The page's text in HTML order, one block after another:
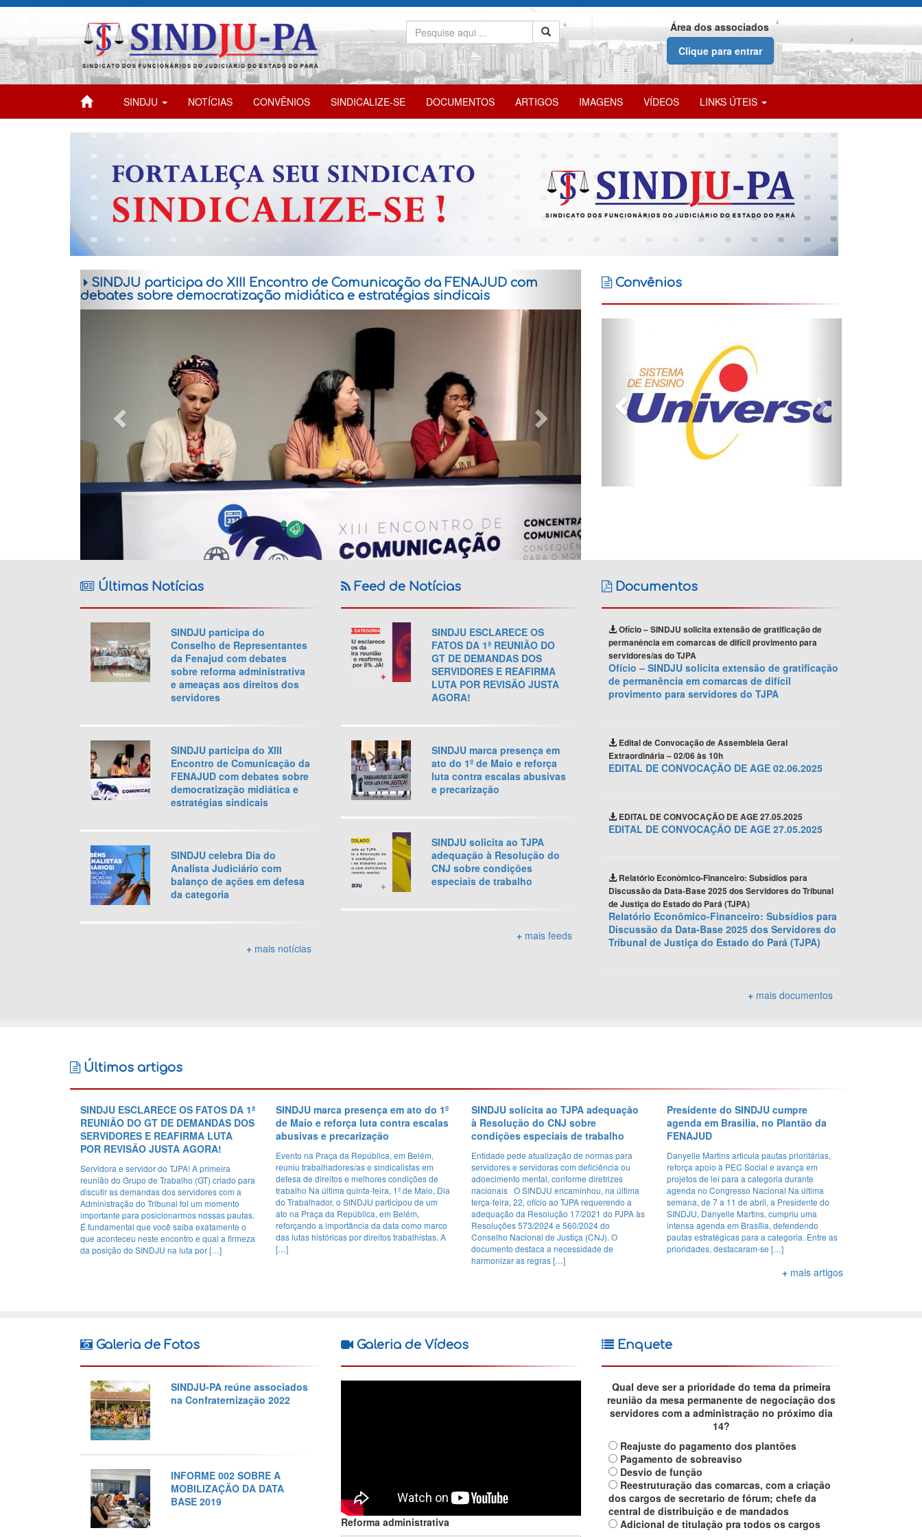
Área dos associados
Clique para entrar
SINDJU NOTÍCIAS CONVÊNIOS SINDICALIZE-SE DOCUMENTOS ARTIGOS IMAGENS VÍDEOS LINKS ÚTEIS
SINDJU participa do XIII Encontro de Comunicação da FENAJUD com
debates sobre democratização midiática e estratégias sindicais
Convênios
Últimas Notícias
SINDJU participa do
Conselho de Representantes
da Fenajud com debates
sobre reforma administrativa
e ameaças aos direitos dos
servidores
SINDJU participa do XIII
Encontro de Comunicação da
FENAJUD com debates sobre
democratização midiática e
estratégias sindicais
SINDJU celebra Dia do
Analista Judiciário com
balanço de ações em defesa
da categoria
+mais notícias
Feed de Notícias
SINDJU ESCLARECE OS
FATOS DA 1ª REUNIÃO DO
GT DE DEMANDAS DOS
SERVIDORES E REAFIRMA
LUTA POR REVISÃO JUSTA
AGORA!
SINDJU marca presença em
ato do 1º de Maio e reforça
luta contra escalas abusivas
e precarização
SINDJU solicita ao TJPA
adequação à Resolução do
CNJ sobre condições
especiais de trabalho
+mais feeds
Documentos
Ofício – SINDJU solicita extensão de gratificação de
permanência em comarcas de difícil provimento para
servidores/as do TJPA
Ofício – SINDJU solicita extensão de gratificação
de permanência em comarcas de difícil
provimento para servidores do TJPA
Edital de Convocação de Assembleia Geral
Extraordinária – 02/06 às 10h
EDITAL DE CONVOCAÇÃO DE AGE 02.06.2025
EDITAL DE CONVOCAÇÃO DE AGE 27.05.2025
EDITAL DE CONVOCAÇÃO DE AGE 27.05.2025
Relatório Econômico-Financeiro: Subsídios para
Discussão da Data-Base 2025 dos Servidores do Tribunal
de Justiça do Estado do Pará (TJPA)
Relatório Econômico-Financeiro: Subsídios para
Discussão da Data-Base 2025 dos Servidores do
Tribunal de Justiça do Estado do Pará (TJPA)
+mais documentos
Últimos artigos
SINDJU ESCLARECE OS FATOS DA 1ª
REUNIÃO DO GT DE DEMANDAS DOS
SERVIDORES E REAFIRMA LUTA
POR REVISÃO JUSTA AGORA!
Servidora e servidor do TJPA! A primeira
reunião do Grupo de Trabalho (GT) criado para
discutir as demandas dos servidores com a
Administração do Tribunal foi um momento
importante para posicionarmos nossas pautas.
É fundamental que você saiba exatamente o
que aconteceu neste encontro e qual a firmeza
da posição do SINDJU na luta por […]
SINDJU marca presença em ato do 1º
de Maio e reforça luta contra escalas
abusivas e precarização
Evento na Praça da República, em Belém,
reuniu trabalhadores/as e sindicalistas em
defesa de direitos e melhores condições de
trabalho Na última quinta-feira, 1º de Maio, Dia
do Trabalhador, o SINDJU participou de um
ato na Praça da República, em Belém,
reforçando a importância da data como marco
das lutas históricas por direitos trabalhistas. A
[…]
SINDJU solicita ao TJPA adequação
à Resolução do CNJ sobre
condições especiais de trabalho
Entidade pede atualização de normas para
servidores e servidoras com deficiência ou
adoecimento mental, conforme diretrizes
nacionais O SINDJU encaminhou, na última
terça-feira, 22, ofício ao TJPA requerendo a
adequação da Resolução 17/2021 do PJPA às
Resoluções 573/2024 e 560/2024 do
Conselho Nacional de Justiça (CNJ). O
documento destaca a necessidade de
harmonizar as regras […]
Presidente do SINDJU cumpre
agenda em Brasilia, no Plantão da
FENAJUD
Danyelle Martins articula pautas prioritárias,
reforça apoio à PEC Social e avança em
projetos de lei para a categoria durante
agenda no Congresso Nacional Na última
semana, de 7 a 11 de abril, a Presidente do
SINDJU, Danyelle Martins, cumpriu uma
intensa agenda em Brasília, defendendo
pautas estratégicas para a categoria. Entre as
prioridades, destacaram-se […]
+ mais artigos
Galeria de Fotos
SINDJU-PA reúne associados
na Confraternização 2022
INFORME 002 SOBRE A
MOBILIZAÇÃO DA DATA
BASE 2019
Galeria de Vídeos
Reforma administrativa
Enquete
Qual deve ser a prioridade do tema da primeira
reunião da mesa permanente de negociação dos
servidores com a administração no próximo dia
14?
Reajuste do pagamento dos plantões
Pagamento de sobreaviso
Desvio de função
Reestruturação das comarcas, com a criação
dos cargos de secretario de fórum; chefe da
central de distribuição e de mandados
Adicional de titulação pra todos os cargos